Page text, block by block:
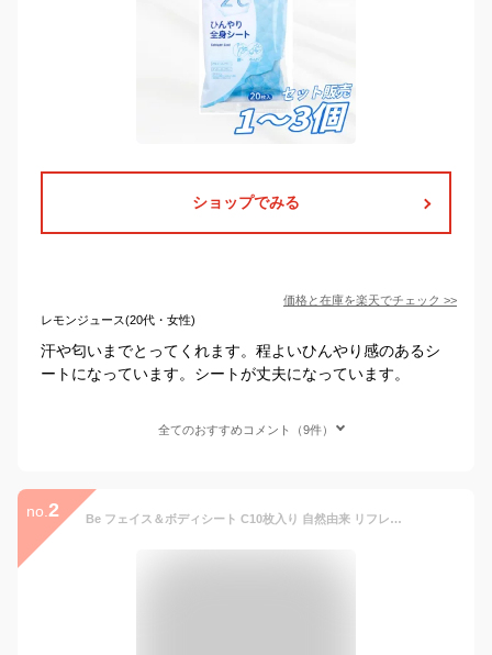
ショップでみる
価格と在庫を楽天でチェック >>
レモンジュース(20代・女性)
汗や匂いまでとってくれます。程よいひんやり感のあるシ
ートになっています。シートが丈夫になっています。
全てのおすすめコメント（9件）
no. 2 Be フェイス＆ボディシート C10枚入り 自然由来 リフレッシュシート 無添加 [M便 1/3]